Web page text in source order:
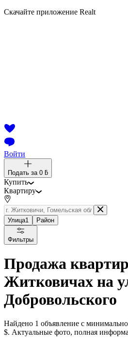
Скачайте приложение Realt
Войти
Подать за 0 ƃ
Купить
Квартиру
Улица1 Район
Фильтры
Продажа
Житковичах на
Добровольского
Найдено 1 объявление с
$. Актуальные фото, полная